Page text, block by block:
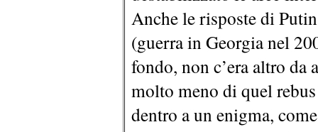
Anche le risposte di
(guerra in Georgia nel
fondo, non c’era altro da
molto meno di quel
dentro a un enigma,